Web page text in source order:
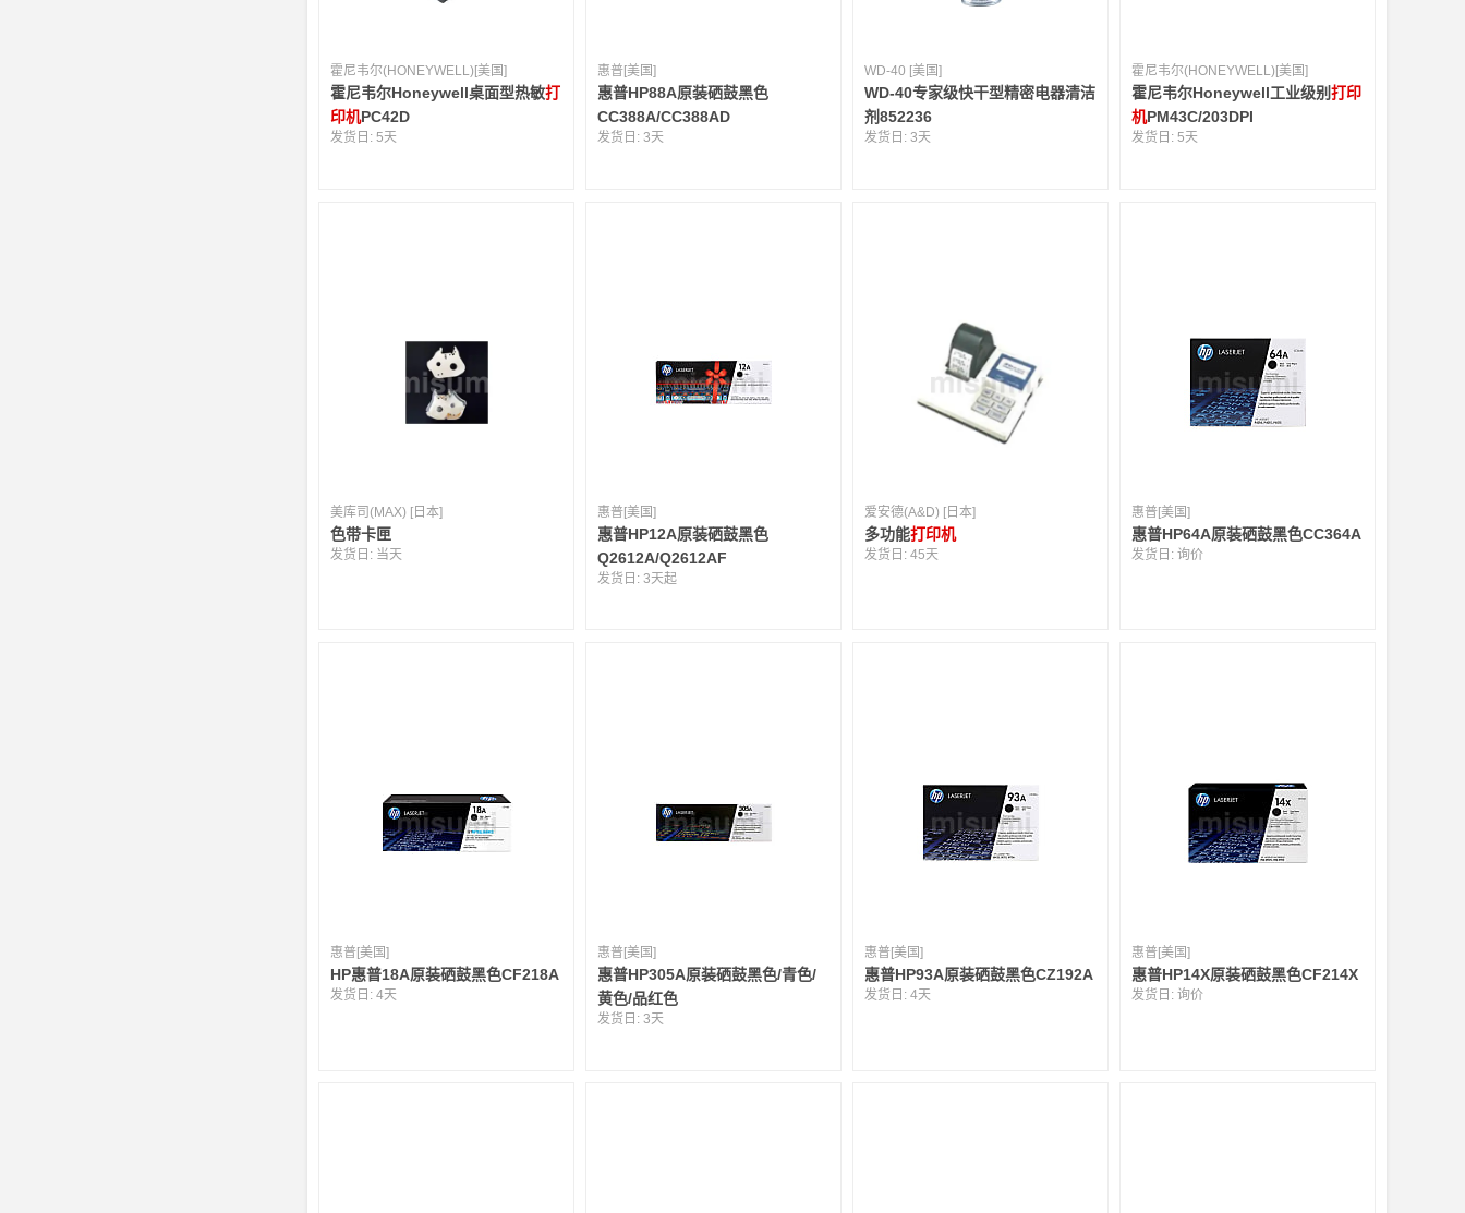
霍尼韦尔(HONEYWELL)[美国]
霍尼韦尔Honeywell桌面型热敏打
印机PC42D
发货日:5天
惠普[美国]
惠普HP88A原装硒鼓黑色
CC388A/CC388AD
发货日:3天
WD-40 [美国]
WD-40专家级快干型精密电器清洁
剂852236
发货日:3天
霍尼韦尔(HONEYWELL)[美国]
霍尼韦尔Honeywell工业级别打印
机PM43C/203DPI
发货日:5天
美库司(MAX) [日本]
色带卡匣
发货日: 当天
惠普[美国]
惠普HP12A原装硒鼓黑色
Q2612A/Q2612AF
发货日:3天起
爱安德(A&D) [日本]
多功能打印机
发货日:45天
惠普[美国]
惠普HP64A原装硒鼓黑色CC364A
发货日:询价
惠普[美国]
HP惠普18A原装硒鼓黑色CF218A
发货日:4天
惠普[美国]
惠普HP305A原装硒鼓黑色/青色/
黄色/品红色
发货日:3天
惠普[美国]
惠普HP93A原装硒鼓黑色CZ192A
发货日:4天
惠普[美国]
惠普HP14X原装硒鼓黑色CF214X
发货日:询价